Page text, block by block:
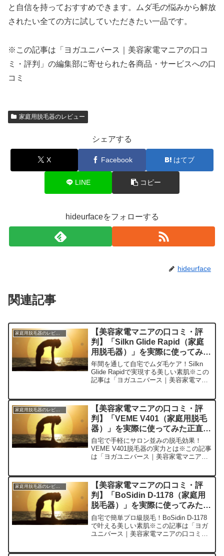
と自信を持っておすすめできます。ムダ毛の悩みから解放
されたい全ての方に試していただきたい一品です。
※この記事は「ヨガユニバース｜美容家電マニアの口コ
ミ・評判」の編集部に寄せられた各商品・サービスへの口
コミ
家庭用脱毛器のレビュー
シェアする
X Facebook はてブ
LINE コピー
hideurfaceをフォローする
hideurface
関連記事
【美容家電マニアの口コミ・評
判】「Silkn Glide Rapid（家庭
用脱毛器）」を実際に使ってみた
正直感想
年間を通して自宅でムダ毛ケア！Silkn
Glide Rapidで実現する美しい素肌※この
記事は「ヨガユニバース｜美容家電マニ
集部が紹介したいのが「Silkn Glid...
家庭用脱毛器のレビュー
【美容家電マニアの口コミ・評
判】「VEME V401（家庭用脱毛
器）」を実際に使ってみた正直感
想
自宅で手軽にサロン並みの脱毛効果！
VEME V401脱毛器の実力とは※この記事
は「ヨガユニバース｜美容家電マニアの
が紹介したいのが「VEME V401」です。
この家庭用...
家庭用脱毛器のレビュー
【美容家電マニアの口コミ・評
判】「BoSidin D-1178（家庭用
脱毛器）」を実際に使ってみた正
直感想
自宅で簡単プロ級脱毛！BoSidin D-1178
で叶える美しい素肌※この記事は「ヨガ
ユニバース｜美容家電マニアの口コミ・